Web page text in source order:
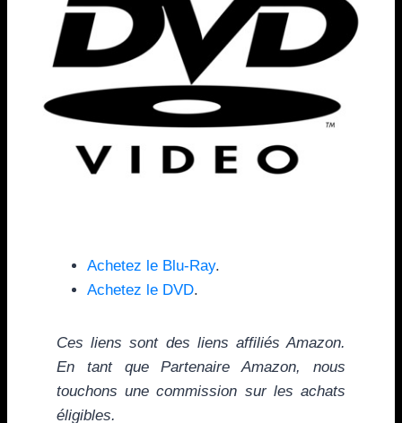
Achetez le Blu-Ray.
Achetez le DVD.
Ces liens sont des liens affiliés Amazon.
En tant que Partenaire Amazon, nous
touchons une commission sur les achats
éligibles.